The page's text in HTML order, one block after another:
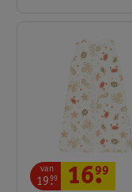
van
19.
99 16.
99